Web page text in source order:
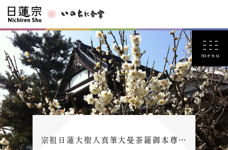
宗祖日蓮大聖人真筆大曼荼羅御本尊…